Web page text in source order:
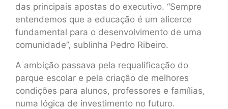
das principais apostas do executivo. “Sempre
entendemos que a educação é um alicerce
fundamental para o desenvolvimento de uma
comunidade”, sublinha Pedro Ribeiro.
A ambição passava pela requalificação do
parque escolar e pela criação de melhores
condições para alunos, professores e famílias,
numa lógica de investimento no futuro.